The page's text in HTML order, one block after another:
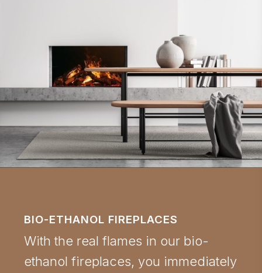
BIO-ETHANOL FIREPLACES
With the real flames in our bio-
ethanol fireplaces, you immediately